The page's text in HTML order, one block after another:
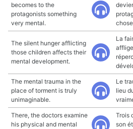
becomes to the
protagonists something
very mental.
The silent hunger afflicting
those children affects their
mental development.
La
The mental trauma in the
place of torment is truly
unimaginable.
Le
lieu
There, the doctors examine
his physical and mental
Trois
son